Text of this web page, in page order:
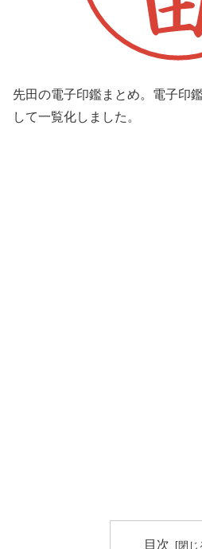
先田の電子印鑑まとめ。電子印
して一覧化しました。
目次